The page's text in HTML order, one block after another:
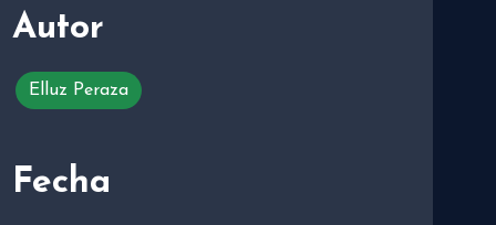
Autor
Elluz Peraza
Fecha